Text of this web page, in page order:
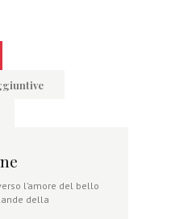
l’amore del bello
della